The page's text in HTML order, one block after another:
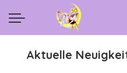
Aktuelle